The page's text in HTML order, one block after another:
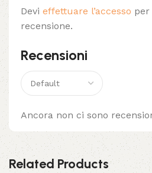
Recensioni
Ancora non ci sono
Devi effettuare l’accesso
recensione.
Related Products